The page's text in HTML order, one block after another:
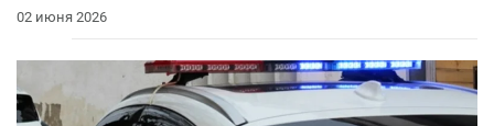
02 июня 2026